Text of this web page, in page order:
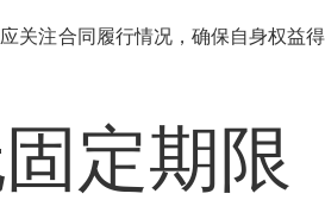
关注合同履行情况，确保自身权益得
定期限